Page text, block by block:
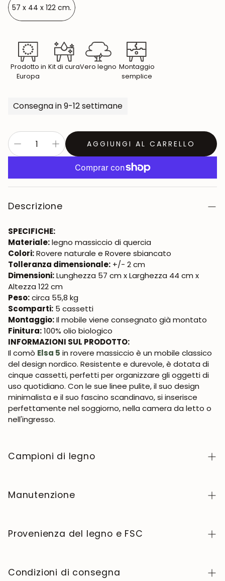
57 x 44 x 122 cm.
Prodotto in
Europa
Kit di curaVero legno Montaggio
semplice
Consegna in 9-12 settimane
AGGIUNGI AL CARRELLO
Descrizione
SPECIFICHE:
Materiale:legno massiccio di quercia
Colori:Rovere naturale e Rovere sbiancato
Tolleranza dimensionale: +/- 2 cm
Dimensioni:Lunghezza 57 cm x Larghezza 44 cm x
Altezza 122 cm
Peso:circa 55,8 kg
Scomparti: 5 cassetti
Montaggio:Il mobile viene consegnato già montato
Finitura:100% olio biologico
INFORMAZIONI SUL PRODOTTO:
Il comò Elsa 5 in rovere massiccio è un mobile classico
del design nordico. Resistente e durevole, è dotata di
cinque cassetti, perfetti per organizzare gli oggetti di
uso quotidiano. Con le sue linee pulite, il suo design
minimalista e il suo fascino scandinavo, si inserisce
perfettamente nel soggiorno, nella camera da letto o
nell'ingresso.
Campioni di legno
NordicStory, clicca
Manutenzione
apprezzato per il suo carattere autentico e la sua
bellezza che evolve nel tempo. Per mantenerlo in
asciugatela sempre dopo. Evitate prodotti abrasivi o
Provenienza del legno e FSC
elevati standard di qualità e controllo in ogni fase del
Condizioni di consegna